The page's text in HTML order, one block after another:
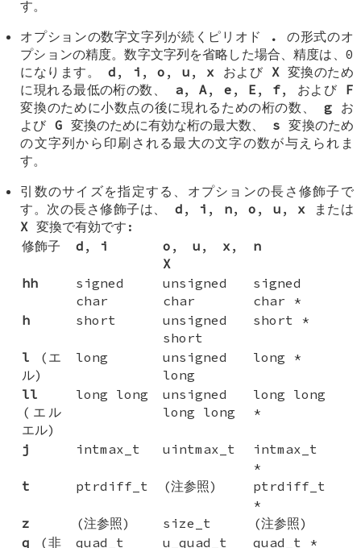
す。
オプションの数字文字列が続くピリオド
.
の形式のオ
プションの精度。数字文字列を省略した場合、精度は、0
になります。d , i ,o , u , x および X変換のため
に現れる最低の桁の数、 a,A, e , E , f, および F
変換のために小数点の後に現れるための桁の数、g お
よび G 変換のために有効な桁の最大数、 s 変換のため
の文字列から印刷される最大の文字の数が与えられま
す。
引数のサイズを指定する、オプションの長さ修飾子で
す。次の長さ修飾子は、 d , i , n,o , u , x または
X 変換で有効です:
修飾子
d , i o ,u , x,
X
n
hh
signed
char
unsigned
char
signed
char *
h
short
unsigned
short
short *
l (エ
ル)
long
unsigned
long
long *
ll
(エル
エル)
long long
unsigned
long long
long long
*
j intmax_t uintmax_t
intmax_t
*
t
ptrdiff_t (注参照)
ptrdiff_t
*
z
(注参照) size_t
(注参照)
q
(非
quad_t u_quad_t quad_t *